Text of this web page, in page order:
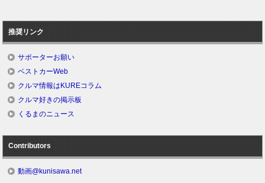
推奨リンク
サポーターお願い
ベストカーWeb
クルマ情報はKUREコラム
クルマ好きの掲示板
くるまのニュース
Contributors
動画@kunisawa.net